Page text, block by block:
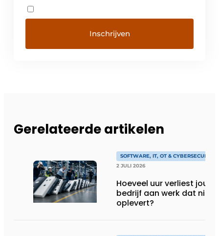
Gerelateerde artikelen
SOFTWARE, IT, OT & CYBERSECURITY
2 JULI 2026
Hoeveel uur verliest jouw
bedrijf aan werk dat niks
oplevert?